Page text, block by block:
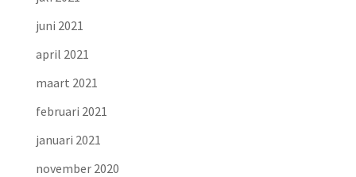
juni 2021
april 2021
maart 2021
februari 2021
januari 2021
november 2020